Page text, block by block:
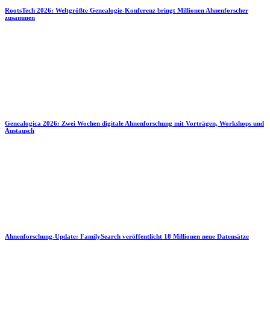
RootsTech 2026: Weltgrößte Genealogie-Konferenz bringt Millionen Ahnenforscher
zusammen
Genealogica 2026: Zwei Wochen digitale Ahnenforschung mit Vorträgen, Workshops und
Austausch
Ahnenforschung-Update: FamilySearch veröffentlicht 18 Millionen neue Datensätze